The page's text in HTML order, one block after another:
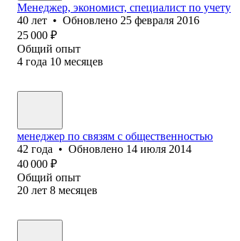
Менеджер, экономист, специалист по учету
40 лет • Обновлено 25 февраля 2016
25 000 ₽
Общий опыт
4 года 10 месяцев
менеджер по связям с общественностью
42 года • Обновлено 14 июля 2014
40 000 ₽
Общий опыт
20 лет 8 месяцев